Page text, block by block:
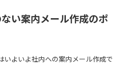
い案内メール作成のポ
いよいよ社内への案内メール作成で